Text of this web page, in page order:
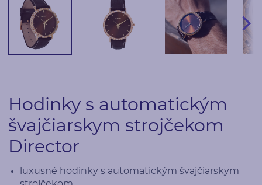
Hodinky s automatickým
švajčiarskym strojčekom
Director
luxusné hodinky s automatickým švajčiarskym